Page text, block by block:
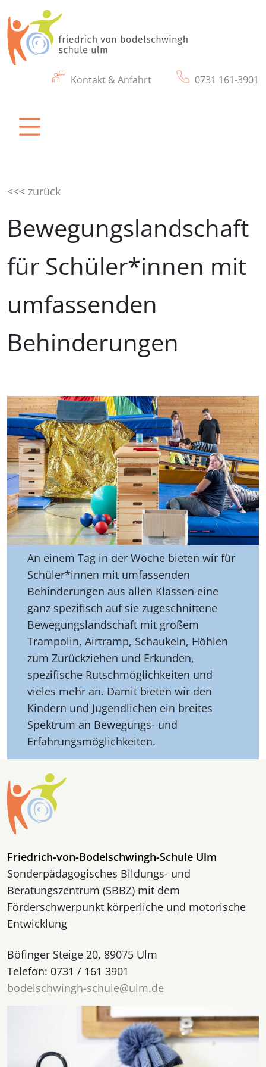
Kontakt & Anfahrt 0731 161-3901
körperlichen & motorischen Beeinträchtigung
<<< zurück
Bewegungslandschaft
für Schüler*innen mit
umfassenden
Behinderungen
An einem Tag in der Woche bieten wir für
Schüler*innen mit umfassenden
Behinderungen aus allen Klassen eine
ganz spezifisch auf sie zugeschnittene
Bewegungslandschaft mit großem
Trampolin, Airtramp, Schaukeln, Höhlen
zum Zurückziehen und Erkunden,
spezifische Rutschmöglichkeiten und
vieles mehr an. Damit bieten wir den
Kindern und Jugendlichen ein breites
Spektrum an Bewegungs- und
Erfahrungsmöglichkeiten.
Friedrich-von-Bodelschwingh-Schule Ulm
Sonderpädagogisches Bildungs- und
Beratungszentrum (SBBZ) mit dem
Förderschwerpunkt körperliche und motorische
Entwicklung
Böfinger Steige 20, 89075 Ulm
Telefon: 0731 / 161 3901
bodelschwingh-schule@ulm.de